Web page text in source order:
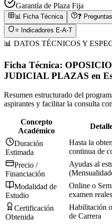
Garantía de Plaza Fija
📊 Ficha Técnica
❓
⭐ Indicadores E-A-T
📊 DATOS TÉCNICOS Y
Ficha Técnica:
JUDICIAL PLAZAS en
Resumen estructurado del
aspirantes y facilitar la consulta
Concepto
Académico
Duración
Estimada
Hasta la
continua de
Precio /
Financiación
Ayudas al
Modalidad de
Estudio
Online o
examen
Certificación
Obtenida
Habilitación
de Carrera